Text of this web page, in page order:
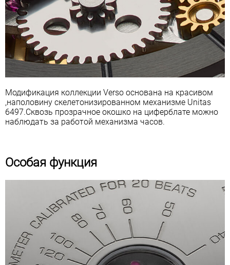
Модификация коллекции Verso основана на красивом
,наполовину скелетонизированном механизме Unitas
6497.Сквозь прозрачное окошко на циферблате можно
наблюдать за работой механизма часов.
Особая функция